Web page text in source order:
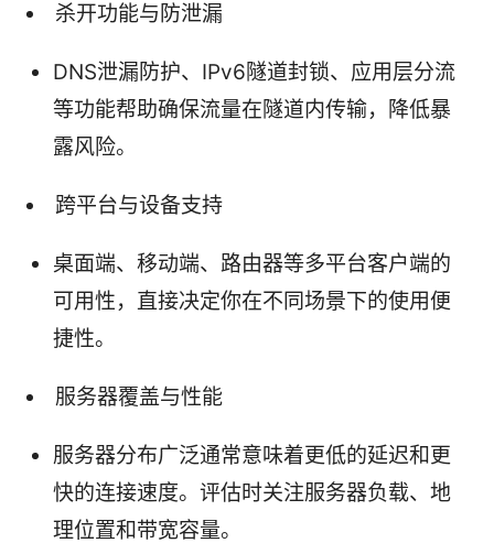
杀开功能与防泄漏
DNS泄漏防护、IPv6隧道封锁、应用层分流
等功能帮助确保流量在隧道内传输，降低暴
露风险。
跨平台与设备支持
桌面端、移动端、路由器等多平台客户端的
可用性，直接决定你在不同场景下的使用便
捷性。
服务器覆盖与性能
服务器分布广泛通常意味着更低的延迟和更
快的连接速度。评估时关注服务器负载、地
理位置和带宽容量。